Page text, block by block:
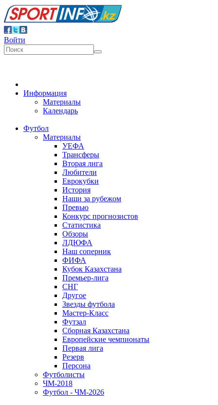
Войти
Информация
Материалы
Календарь
Футбол
Материалы
УЕФА
Трансферы
Вторая лига
Любители
Еврокубки
История
Наши за рубежом
Превью
Конкурс прогнозистов
Статистика
Обзоры
ЛДЮФА
Наш соперник
ФИФА
Кубок Казахстана
Премьер-лига
СНГ
Другое
Звезды футбола
Мастер-Класс
Футзал
Сборная Казахстана
Европейские чемпионаты
Первая лига
Резерв
Персона
Футболисты
ЧМ-2018
Футбол - ЧМ-2026